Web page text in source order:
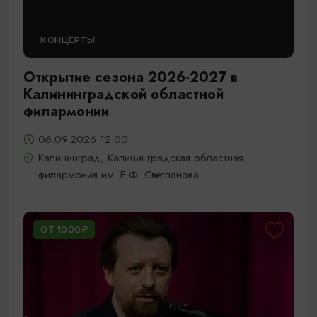
КОНЦЕРТЫ
Открытие сезона 2026-2027 в
Калининградской областной
филармонии
06.09.2026 12:00
Калининград, Калининградская областная
филармония им. Е.Ф. Светланова
ОТ 1000₽